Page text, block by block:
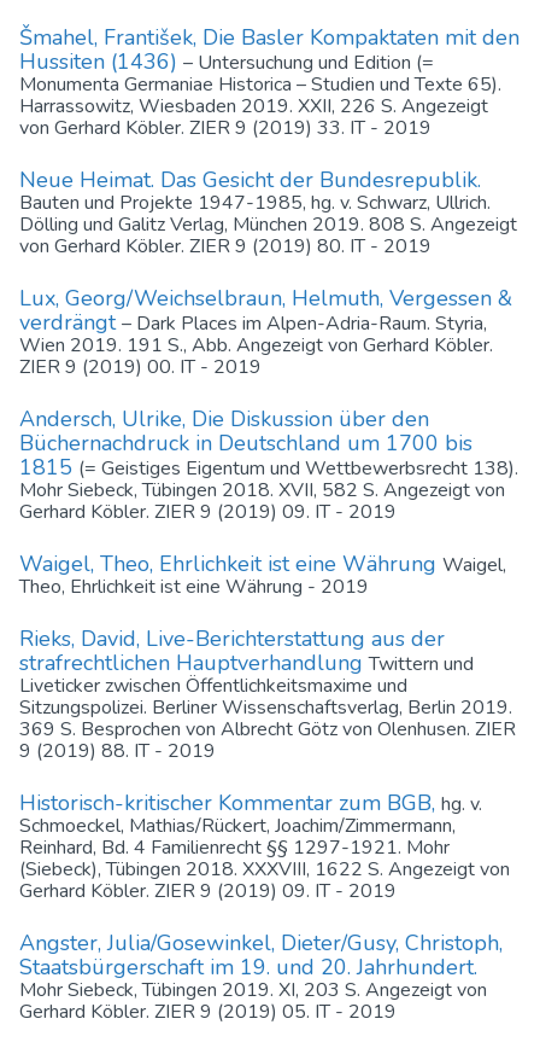
Šmahel, František, Die Basler Kompaktaten mit den
Hussiten (1436) – Untersuchung und Edition (=
Monumenta Germaniae Historica – Studien und Texte 65).
Harrassowitz, Wiesbaden 2019. XXII, 226 S. Angezeigt
von Gerhard Köbler. ZIER 9 (2019) 33. IT - 2019
Neue Heimat. Das Gesicht der Bundesrepublik.
Bauten und Projekte 1947-1985, hg. v. Schwarz, Ullrich.
Dölling und Galitz Verlag, München 2019. 808 S. Angezeigt
von Gerhard Köbler. ZIER 9 (2019) 80. IT - 2019
Lux, Georg/Weichselbraun, Helmuth, Vergessen &
verdrängt– Dark Places im Alpen-Adria-Raum. Styria,
Wien 2019. 191 S., Abb. Angezeigt von Gerhard Köbler.
ZIER 9 (2019) 00. IT - 2019
Andersch, Ulrike, Die Diskussion über den
Büchernachdruck in Deutschland um 1700 bis
1815 (= Geistiges Eigentum und Wettbewerbsrecht 138).
Mohr Siebeck, Tübingen 2018. XVII, 582 S. Angezeigt von
Gerhard Köbler. ZIER 9 (2019) 09. IT - 2019
Waigel, Theo, Ehrlichkeit ist eine Währung Waigel,
Theo, Ehrlichkeit ist eine Währung - 2019
Rieks, David, Live-Berichterstattung aus der
strafrechtlichen HauptverhandlungTwittern und
Liveticker zwischen Öffentlichkeitsmaxime und
Sitzungspolizei. Berliner Wissenschaftsverlag, Berlin 2019.
369 S. Besprochen von Albrecht Götz von Olenhusen. ZIER
9 (2019) 88. IT - 2019
Historisch-kritischer Kommentar zum BGB, hg. v.
Schmoeckel, Mathias/Rückert, Joachim/Zimmermann,
Reinhard, Bd. 4 Familienrecht §§ 1297-1921. Mohr
(Siebeck), Tübingen 2018. XXXVIII, 1622 S. Angezeigt von
Gerhard Köbler. ZIER 9 (2019) 09. IT - 2019
Angster, Julia/Gosewinkel, Dieter/Gusy, Christoph,
Staatsbürgerschaft im 19. und 20. Jahrhundert.
Mohr Siebeck, Tübingen 2019. XI, 203 S. Angezeigt von
Gerhard Köbler. ZIER 9 (2019) 05. IT - 2019